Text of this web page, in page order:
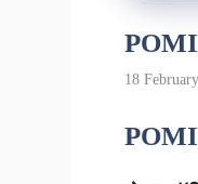
18